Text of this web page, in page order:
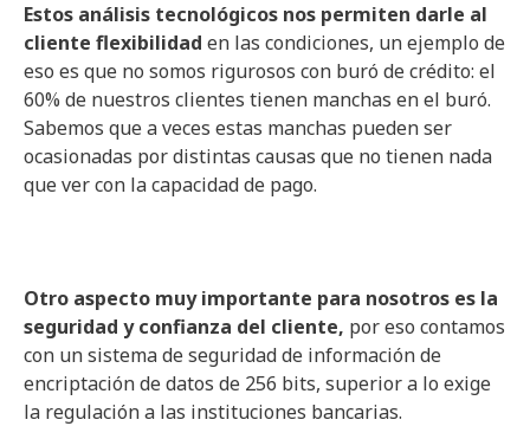
Estos análisis tecnológicos nos permiten darle al
cliente flexibilidad en las condiciones, un ejemplo de
eso es que no somos rigurosos con buró de crédito: el
60% de nuestros clientes tienen manchas en el buró.
Sabemos que a veces estas manchas pueden ser
ocasionadas por distintas causas que no tienen nada
que ver con la capacidad de pago.
Otro aspecto muy importante para nosotros es la
seguridad y confianza del cliente, por eso contamos
con un sistema de seguridad de información de
encriptación de datos de 256 bits, superior a lo exige
la regulación a las instituciones bancarias.